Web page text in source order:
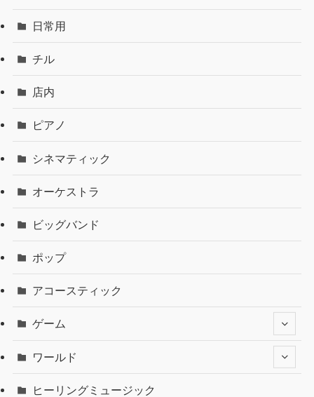
日常用
チル
店内
ピアノ
シネマティック
オーケストラ
ビッグバンド
ポップ
アコースティック
ゲーム
ワールド
ヒーリングミュージック